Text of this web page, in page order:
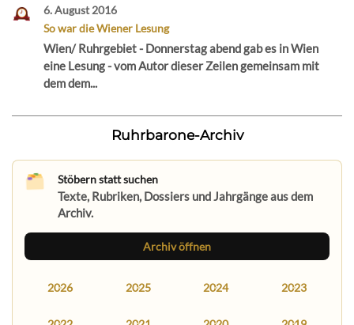
6. August 2016
So war die Wiener Lesung
Wien/ Ruhrgebiet - Donnerstag abend gab es in Wien
eine Lesung - vom Autor dieser Zeilen gemeinsam mit
dem dem...
Ruhrbarone-Archiv
Stöbern statt suchen
Texte, Rubriken, Dossiers und Jahrgänge aus dem
Archiv.
Archiv öffnen
2026 2025 2024 2023